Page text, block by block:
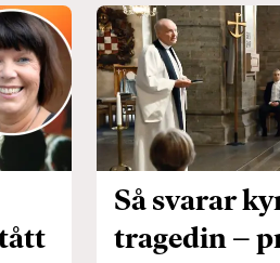
Så svarar
tragedin –